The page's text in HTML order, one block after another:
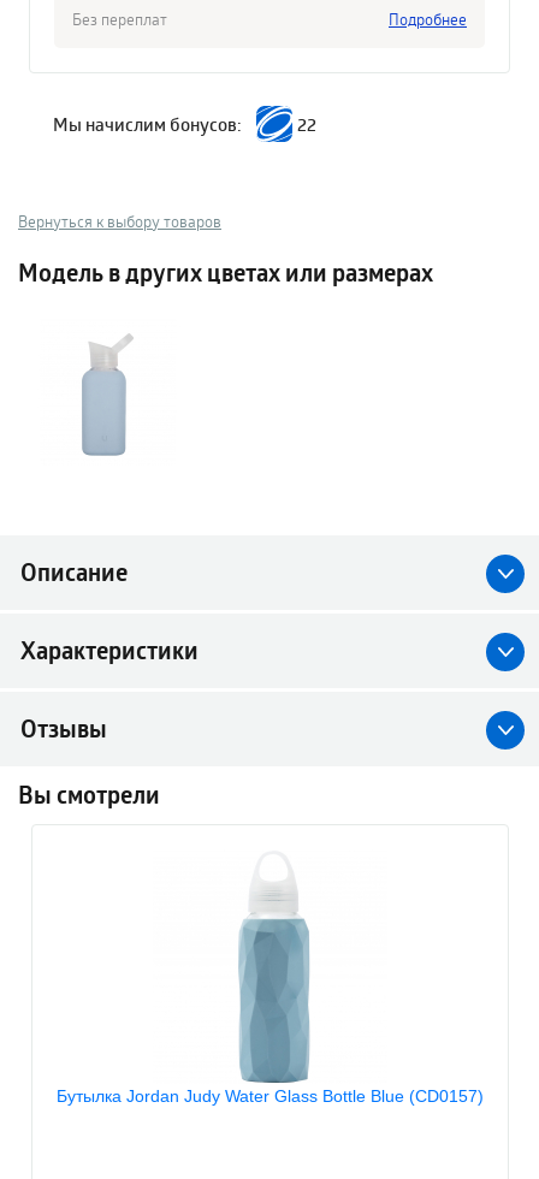
Без переплат
Подробнее
Мы начислим бонусов: 22
Вернуться к выбору товаров
Модель в других цветах или размерах
Описание
Характеристики
Отзывы
Вы смотрели
Бутылка Jordan Judy Water Glass Bottle Blue (CD0157)